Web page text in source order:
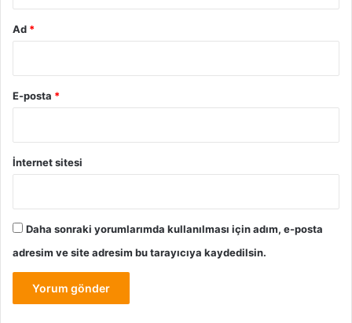
Ad *
E-posta *
İnternet sitesi
Daha sonraki yorumlarımda kullanılması için adım, e-posta
adresim ve site adresim bu tarayıcıya kaydedilsin.